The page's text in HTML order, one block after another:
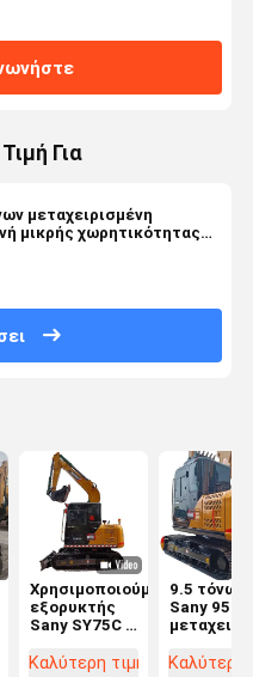
Για
μεταχειρισμένη
μικρής χωρητικότητας
Χρησιμοποιούμενος
εξορυκτής
Sany SY75C 7
New Style SY
Καλύτερη τιμή
9.5 τόνων
Sany 95C
Yanmar
Καλύτερη